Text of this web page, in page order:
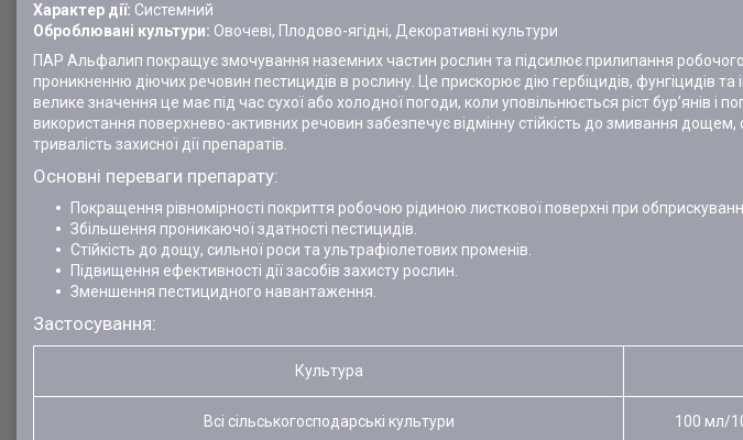
Характер дії: Системний
Оброблювані культури: Овочеві, Плодово-ягідні, Декоративні культури
ПАР Альфалип покращує змочування наземних частин рослин та підсилює прилипання
проникненню діючих речовин пестицидів в рослину. Це прискорює дію гербіцидів, фунгіцидів та
велике значення це має під час сухої або холодної погоди, коли уповільнюється ріст бур’янів і
використання поверхнево-активних речовин забезпечує відмінну стійкість до змивання
тривалість захисної дії препаратів.
Основні переваги препарату:
Покращення рівномірності покриття робочою рідиною листкової поверхні при
Збільшення проникаючої здатності пестицидів.
Стійкість до дощу, сильної роси та ультрафіолетових променів.
Підвищення ефективності дії засобів захисту рослин.
Зменшення пестицидного навантаження.
Застосування:
Культура
Всі сільськогосподарські культури 100 мл/